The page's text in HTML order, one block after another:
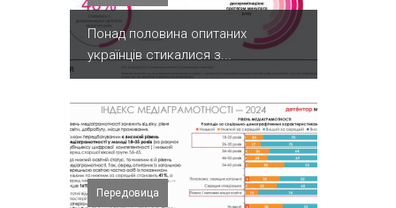
Понад половина опитаних
українців стикалися з...
Передовица